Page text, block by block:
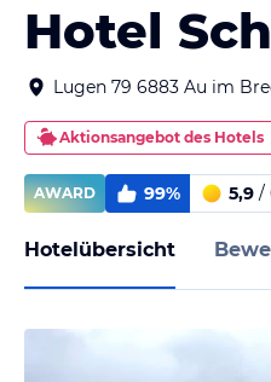
Hotel
Lugen 79 6883 Au im
Aktionsangebot des Hotels
AWARD 99% 5,9 /
Hotelübersicht